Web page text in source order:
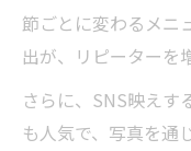
節ごとに変わるメニ
出が、リピーターを
さらに、SNS映えす
も人気で、写真を通